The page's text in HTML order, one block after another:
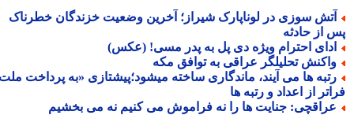
سوزی در لوناپارک شیراز؛ آخرین وضعیت خزندگان خطرناک
از حادثه
احترام ویژه دی پل به پدر مسی! (عکس)
تحلیلگر عراقی به توافق مکه
ها می آیند، ماندگاری ساخته میشود؛پیشتازی «به پرداخت ملت
از اعداد و رتبه ها
جنایت ها را نه فراموش می کنیم نه می بخشیم